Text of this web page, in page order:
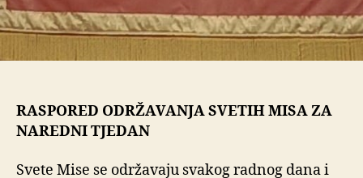
RASPORED ODRŽAVANJA SVETIH MISA ZA
NAREDNI TJEDAN
Svete Mise se održavaju svakog radnog dana i